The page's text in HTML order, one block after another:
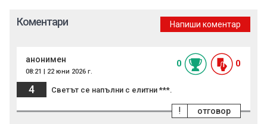
Коментари Напиши коментар
анонимен
08:21 | 22 юни 2026 г.
0 0
4 Светът се напълни с елитни ***.
отговор
!